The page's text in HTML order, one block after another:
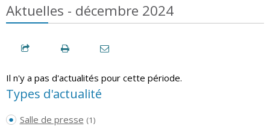
Aktuelles - décembre 2024
Il n'y a pas d'actualités pour cette période.
Types d'actualité
Salle de presse (1)